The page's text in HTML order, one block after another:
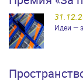
Идеи —